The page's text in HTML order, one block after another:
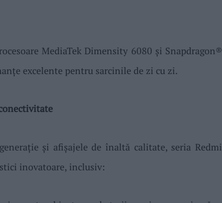
MediaTek Dimensity 6080 și Snapdragon®
excelente pentru sarcinile de zi cu zi.
și afișajele de înaltă calitate, seria Redmi
inovatoare, inclusiv: